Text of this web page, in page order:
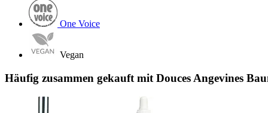
One Voice
Vegan
Häufig zusammen gekauft mit Douces Angevines